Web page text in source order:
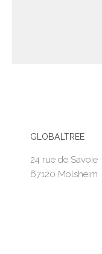
GLOBALTREE
24 rue de Savoie
67120 Molsheim